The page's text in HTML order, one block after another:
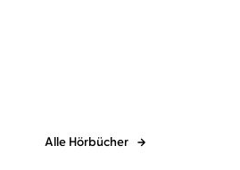
Alle Hörbücher